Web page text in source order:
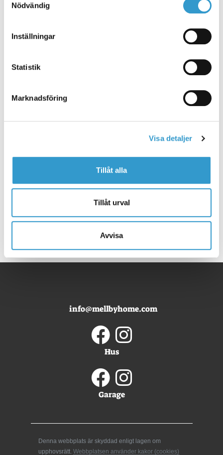
Nödvändig
Inställningar
Statistik
Marknadsföring
Visa detaljer
Tillåt alla
Tillåt urval
Avvisa
Stad *
Beskrivning & Önskemål
Berätta för oss vad du tycker är viktigt med din byggnad.
info@mellbyhome.com
Hus
Garage
Denna webbplats är skyddad enligt lagen om
upphovsrätt. Webbplatsen använder kakor (cookies)